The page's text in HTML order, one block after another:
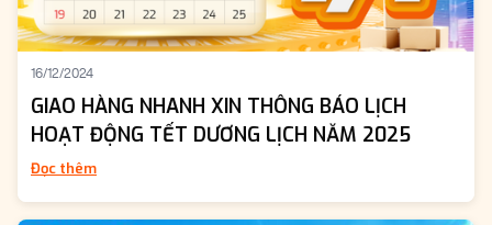
16/12/2024
GIAO HÀNG NHANH XIN THÔNG BÁO LỊCH
HOẠT ĐỘNG TẾT DƯƠNG LỊCH NĂM 2025
Đọc thêm